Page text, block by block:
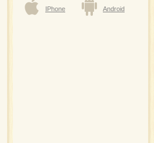
IPhone Android